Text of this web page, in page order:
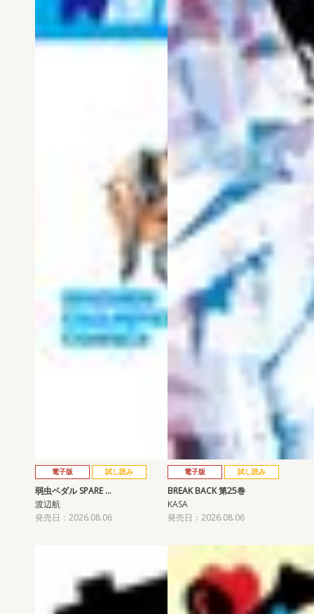
電子版 試し読み
弱虫ペダル SPARE …
渡辺航
発売日：2026.08.06
電子版 試し読み
BREAK BACK 第25巻
KASA
発売日：2026.08.06